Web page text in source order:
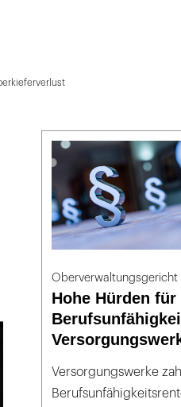
Oberverwaltungsgericht
Hohe Hürden für
Versorgungswerke